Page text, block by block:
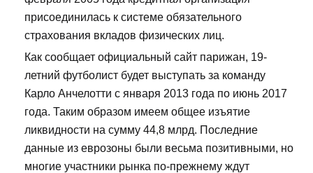
присоединилась к системе обязательного
страхования вкладов физических лиц.
Как сообщает официальный сайт парижан, 19-
летний футболист будет выступать за команду
Карло Анчелотти с января 2013 года по июнь 2017
года. Таким образом имеем общее изъятие
ликвидности на сумму 44,8 млрд. Последние
данные из еврозоны были весьма позитивными, но
многие участники рынка по-прежнему ждут